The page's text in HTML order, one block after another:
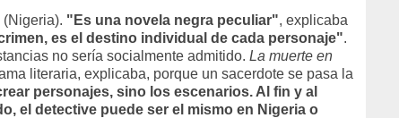
"Es una novela negra peculiar", explicaba
es el destino individual de cada personaje".
no sería socialmente admitido. La muerte en
literaria, explicaba, porque un sacerdote se pasa la
personajes, sino los escenarios. Al fin y al
el detective puede ser el mismo en Nigeria o